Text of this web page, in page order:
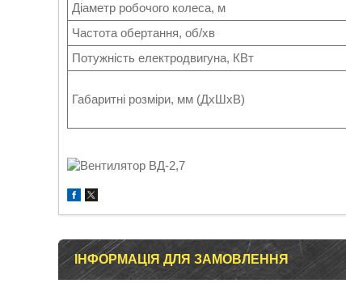
Діаметр робочого колеса, м
Частота обертання, об/хв
Потужність електродвигуна, КВт
Габаритні розміри, мм (ДхШхВ)
ІНФОРМАЦІЯ ДЛЯ ЗАМОВЛЕННЯ